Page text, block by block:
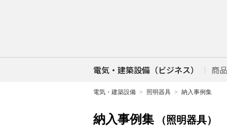
電気・建築設備（ビジネス） 商
電気・建築設備 照明器具 納入事例集
納入事例集 （照明器具）